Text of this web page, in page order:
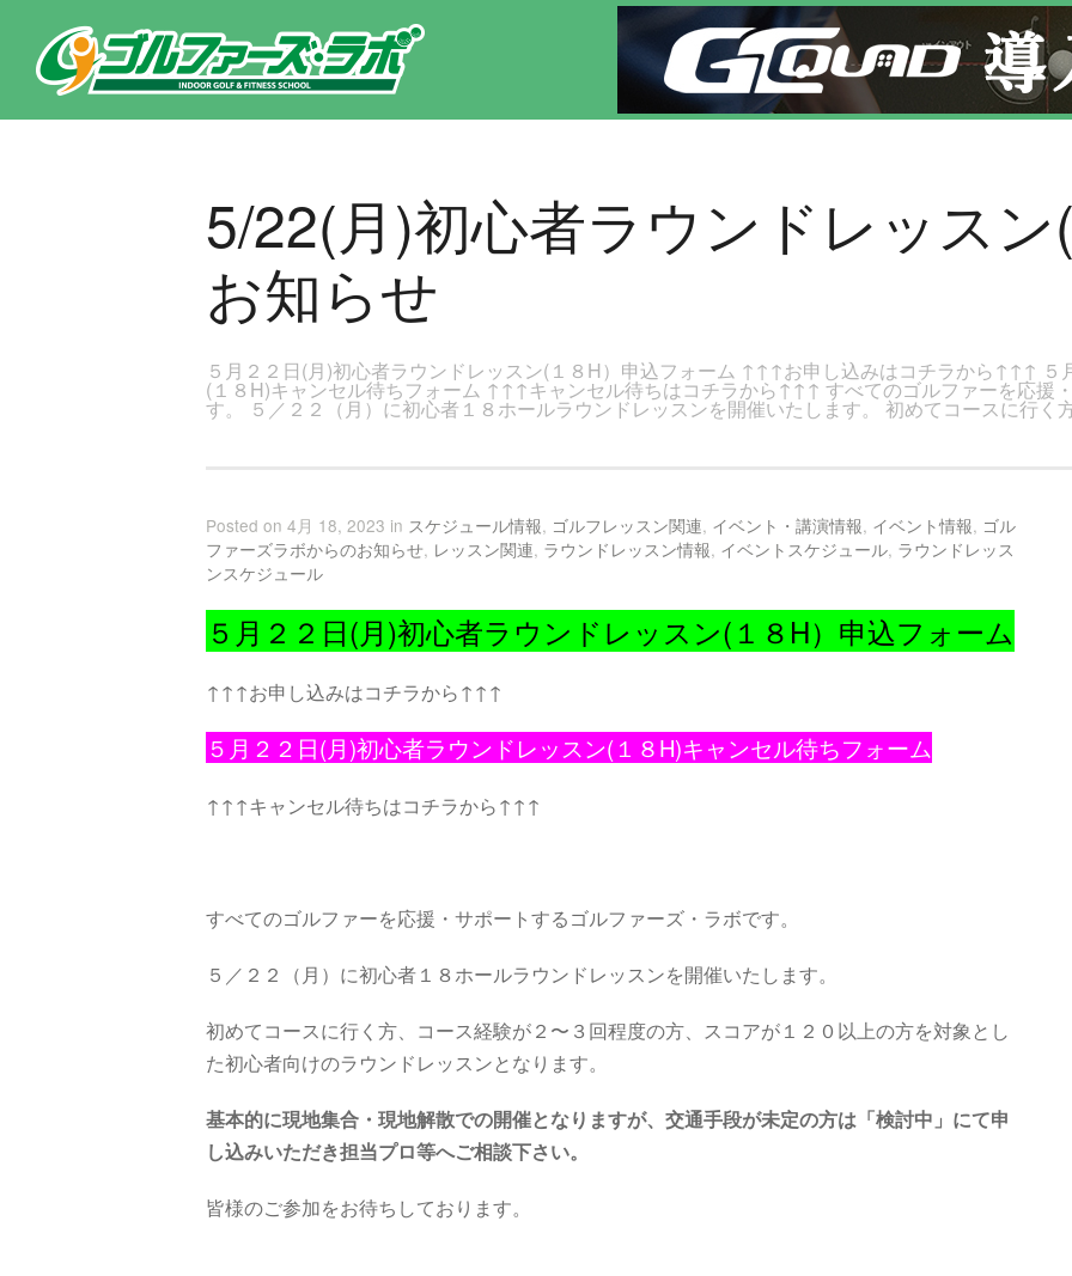
東京都新宿区・文京区ゴルフレッスンのゴルファーズ・ラボ » 5/22(月)初心者ラウンドレッスン(18H)開催のお知らせのページです。新宿区、若松河田で気軽にゴルフレッスン！
5/22(月)初心者ラウンドレッス
お知らせ
５月２２日(月)初心者ラウンドレッスン(１８H）申込フォーム ↑↑↑お申し込みはコチラから↑↑↑ ５
(１８H)キャンセル待ちフォーム ↑↑↑キャンセル待ちはコチラから↑↑↑ すべてのゴルファーを応援
す。 ５／２２（月）に初心者１８ホールラウンドレッスンを開催いたします。 初めてコースに行く
Posted on 4月 18, 2023 in スケジュール情報, ゴルフレッスン関連, イベント・講演情報, イベント情報, ゴル
ファーズラボからのお知らせ, レッスン関連, ラウンドレッスン情報, イベントスケジュール, ラウンドレッス
ンスケジュール
５月２２日(月)初心者ラウンドレッスン(１８H）申込フォーム
↑↑↑お申し込みはコチラから↑↑↑
５月２２日(月)初心者ラウンドレッスン(１８H)キャンセル待ちフォーム
↑↑↑キャンセル待ちはコチラから↑↑↑
すべてのゴルファーを応援・サポートするゴルファーズ・ラボです。
５／２２（月）に初心者１８ホールラウンドレッスンを開催いたします。
初めてコースに行く方、コース経験が２〜３回程度の方、スコアが１２０以上の方を対象とし
た初心者向けのラウンドレッスンとなります。
基本的に現地集合・現地解散での開催となりますが、交通手段が未定の方は「検討中」にて申
し込みいただき担当プロ等へご相談下さい。
皆様のご参加をお待ちしております。